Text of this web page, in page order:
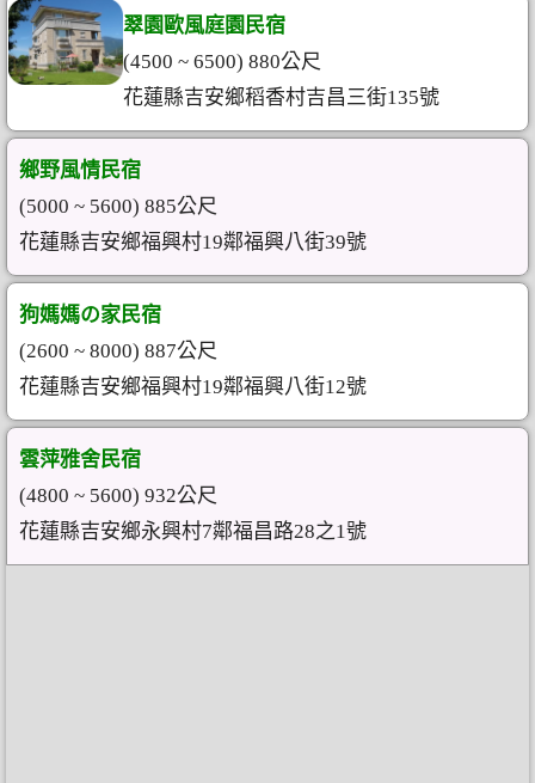
翠園歐風庭園民宿
(4500 ~ 6500) 880公尺
花蓮縣吉安鄉稻香村吉昌三街135號
鄉野風情民宿
(5000 ~ 5600) 885公尺
花蓮縣吉安鄉福興村19鄰福興八街39號
狗媽媽の家民宿
(2600 ~ 8000) 887公尺
花蓮縣吉安鄉福興村19鄰福興八街12號
雲萍雅舍民宿
(4800 ~ 5600) 932公尺
花蓮縣吉安鄉永興村7鄰福昌路28之1號